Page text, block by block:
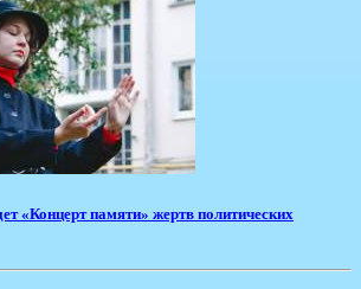
«Концерт памяти» жертв политических